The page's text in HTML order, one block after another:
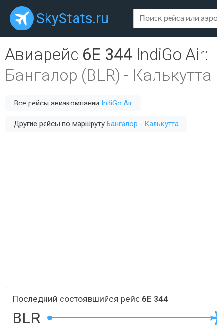
SkyStats.ru
Авиарейс 6E 344 IndiGo Air:
Бангалор (BLR) - Калькутта
Все рейсы авиакомпании IndiGo Air
Другие рейсы по маршруту Бангалор - Калькутта
Последний состоявшийся рейс 6E 344
BLR